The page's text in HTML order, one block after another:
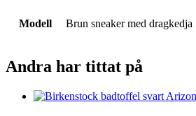
Modell Brun sneaker med dragkedja
Andra har tittat på